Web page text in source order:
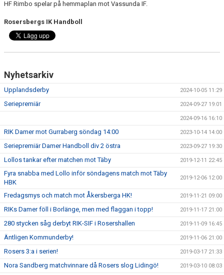
HF Rimbo spelar på hemmaplan mot Vassunda IF.
Rosersbergs IK Handboll
Nyhetsarkiv
Upplandsderby 2024-10-05 11:29
Seriepremiär 2024-09-27 19:01
2024-09-16 16:10
RIK Damer mot Gurraberg söndag 14:00 2023-10-14 14:00
Seriepremiär Damer Handboll div 2 östra 2023-09-27 19:30
Lollos tankar efter matchen mot Täby 2019-12-11 22:45
Fyra snabba med Lollo inför söndagens match mot Täby
HBK
2019-12-06 12:00
Fredagsmys och match mot Åkersberga HK! 2019-11-21 09:00
RIKs Damer föll i Borlänge, men med flaggan i topp! 2019-11-17 21:00
280 stycken såg derbyt RIK-SIF i Rosershallen 2019-11-09 16:45
Äntligen Kommunderby! 2019-11-06 21:00
Rosers 3:a i serien! 2019-03-17 21:33
Nora Sandberg matchvinnare då Rosers slog Lidingö! 2019-03-10 08:03